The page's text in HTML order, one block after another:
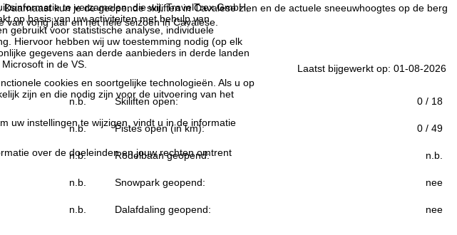
te verzamelen, die wij, TravelTrex GmbH,
op basis van uw activiteiten met behulp van
gebruikt voor statistische analyse, individuele
Hiervoor hebben wij uw toestemming nodig (op elk
gegevens aan derde aanbieders in derde landen
in de VS.
cookies en soortgelijke technologieën. Als u op
zijn en die nodig zijn voor de uitvoering van het
uw instellingen te wijzigen, vindt u in de informatie
over de doeleinden en jouw rechten omtrent
kun je de geopende skiliften in Cavalese zien en de actuele sneeuwhoogtes op de berg
vorig jaar en het hele seizoen in Cavalese.
Laatst bijgewerkt op: 01-08-2026
n.b. Skiliften open: 0 / 18
n.b. Pistes open (in km): 0 / 49
n.b. Rodelbaan geopend: n.b.
n.b. Snowpark geopend: nee
n.b. Dalafdaling geopend: nee